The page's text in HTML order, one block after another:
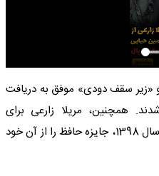
1392، فیلم‌های «شیار 143» و «زیر سقف دودی» موفق به دریافت
همچنین، مریلا زارعی برای
نقش‌آفرینی در مجموعه «مانکن» در سال 1398، جایزه حافظ را از آن خود